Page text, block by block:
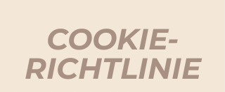
COOKIE-
RICHTLINIE